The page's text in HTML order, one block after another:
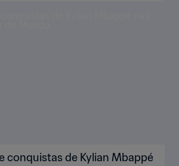
conquistas de Kylian Mbappé